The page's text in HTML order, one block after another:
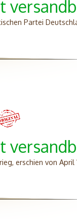
Partei
erschien von